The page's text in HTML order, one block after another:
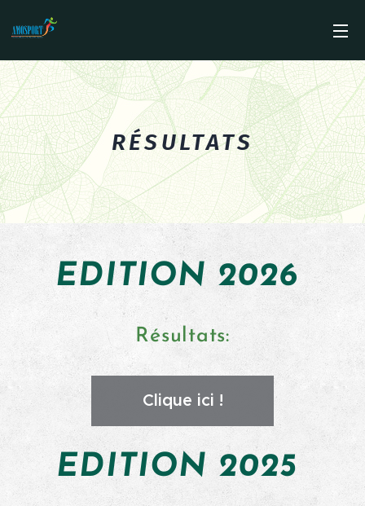
RÉSULTATS
EDITION 2026
Résultats:
Clique ici !
EDITION 2025